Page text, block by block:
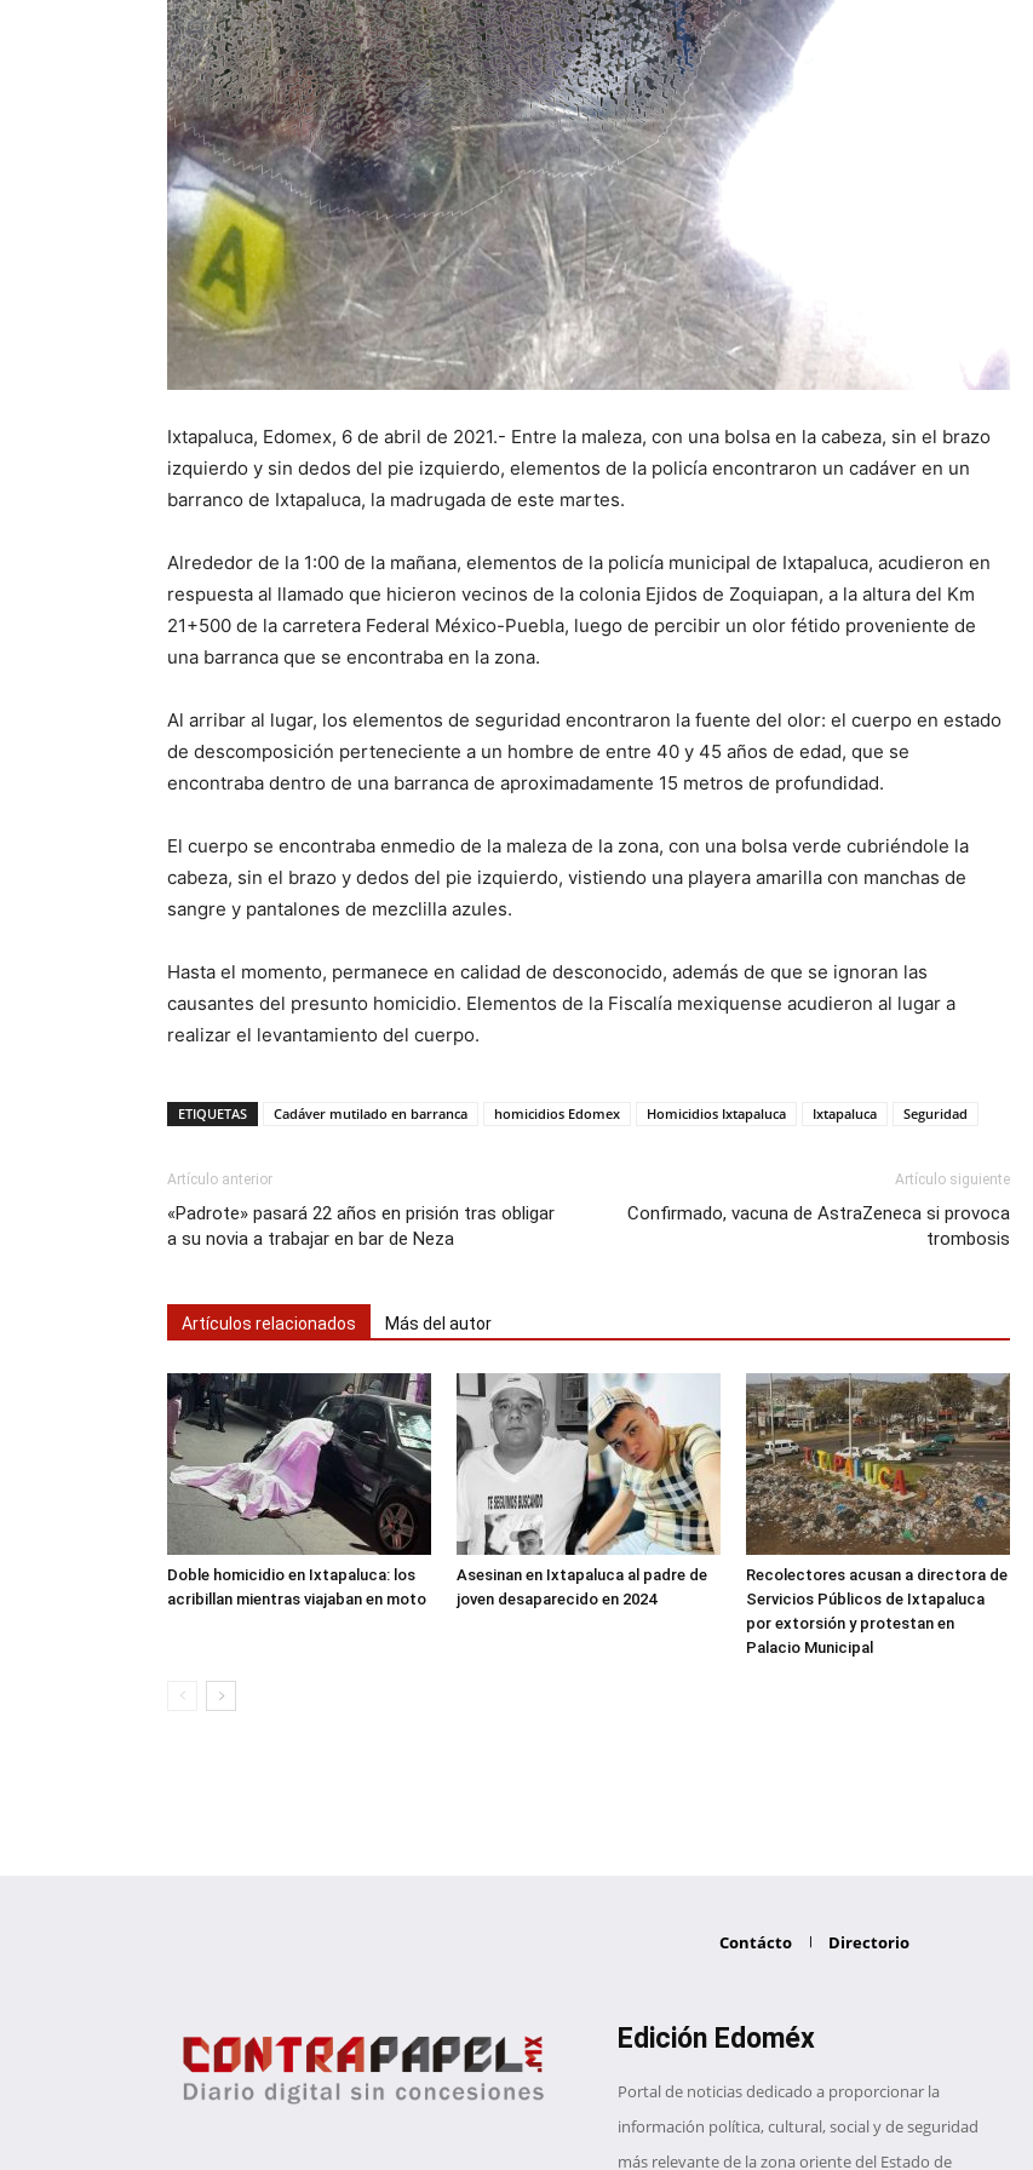
Ixtapaluca, Edomex, 6 de abril de 2021.- Entre la maleza, con una bolsa en la cabeza, sin el brazo
izquierdo y sin dedos del pie izquierdo, elementos de la policía encontraron un cadáver en un
barranco de Ixtapaluca, la madrugada de este martes.
Alrededor de la 1:00 de la mañana, elementos de la policía municipal de Ixtapaluca, acudieron en
respuesta al llamado que hicieron vecinos de la colonia Ejidos de Zoquiapan, a la altura del Km
21+500 de la carretera Federal México-Puebla, luego de percibir un olor fétido proveniente de
una barranca que se encontraba en la zona.
Al arribar al lugar, los elementos de seguridad encontraron la fuente del olor: el cuerpo en estado
de descomposición perteneciente a un hombre de entre 40 y 45 años de edad, que se
encontraba dentro de una barranca de aproximadamente 15 metros de profundidad.
El cuerpo se encontraba enmedio de la maleza de la zona, con una bolsa verde cubriéndole la
cabeza, sin el brazo y dedos del pie izquierdo, vistiendo una playera amarilla con manchas de
sangre y pantalones de mezclilla azules.
Hasta el momento, permanece en calidad de desconocido, además de que se ignoran las
causantes del presunto homicidio. Elementos de la Fiscalía mexiquense acudieron al lugar a
realizar el levantamiento del cuerpo.
ETIQUETAS Cadáver mutilado en barranca homicidios Edomex Homicidios Ixtapaluca Ixtapaluca Seguridad
Artículo anterior
«Padrote» pasará 22 años en prisión tras obligar
a su novia a trabajar en bar de Neza
Artículo siguiente
Confirmado, vacuna de AstraZeneca si provoca
trombosis
Artículos relacionados Más del autor
Doble homicidio en Ixtapaluca: los
acribillan mientras viajaban en moto
Asesinan en Ixtapaluca al padre de
joven desaparecido en 2024
Recolectores acusan a directora de
Servicios Públicos de Ixtapaluca
por extorsión y protestan en
Palacio Municipal
Contácto Directorio
Edición Edoméx
Portal de noticias dedicado a proporcionar la
información política, cultural, social y de seguridad
más relevante de la zona oriente del Estado de